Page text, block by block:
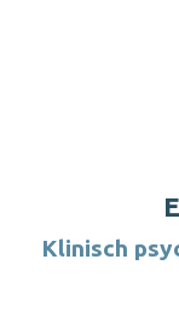
Klinisch